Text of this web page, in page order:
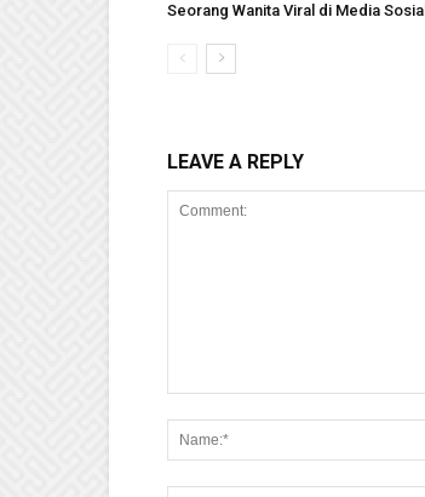
Seorang Wanita Viral di Media Sosial
LEAVE A REPLY